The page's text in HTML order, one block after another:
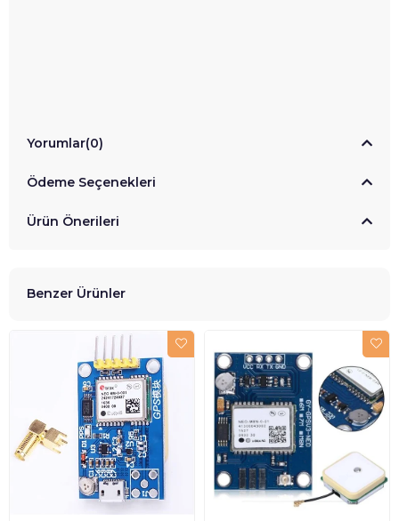
Yorumlar(0)
Ödeme Seçenekleri
Ürün Önerileri
Benzer Ürünler